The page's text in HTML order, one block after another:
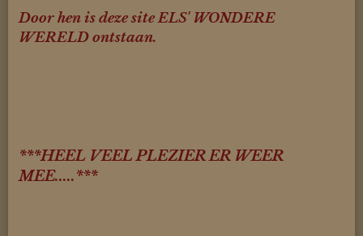
Door hen is deze site ELS' WONDERE
WERELD ontstaan.
***HEEL VEEL PLEZIER ER WEER
MEE.....***